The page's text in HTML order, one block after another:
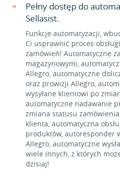
Pełny dostęp do
Sellasist.
Funkcje automatyzacji,
Ci usprawnić proces
zamówień! Automatyczne
magazynowymi,
Allegro, automatyczne
oraz prowizji Allegro,
wysyłane klientowi po
automatyczne nadawanie
zmiana statusu
klienta, automatyczna
produktów, autoresponder
Allegro, automatyczne
wiele innych, z których
dzisiaj!